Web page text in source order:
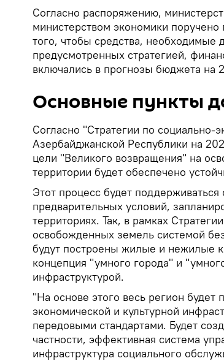
Согласно распоряжению,
министерством экономики
того, чтобы средства, необходимые
предусмотренных стратегией,
включались в прогнозы бюджета на
Основные пункты
Согласно "Стратегии по социально-
Азербайджанской Республики на
цели "Великого возвращения" на
территории будет обеспечено
Этот процесс будет
предварительных условий,
территориях. Так, в рамках
освобожденных земель системой
будут построены жилые и нежилые
концепция "умного города" и
инфраструктурой.
"На основе этого весь регион
экономической и культурной
передовыми стандартами. Будет
частности, эффективная система
инфраструктура социального